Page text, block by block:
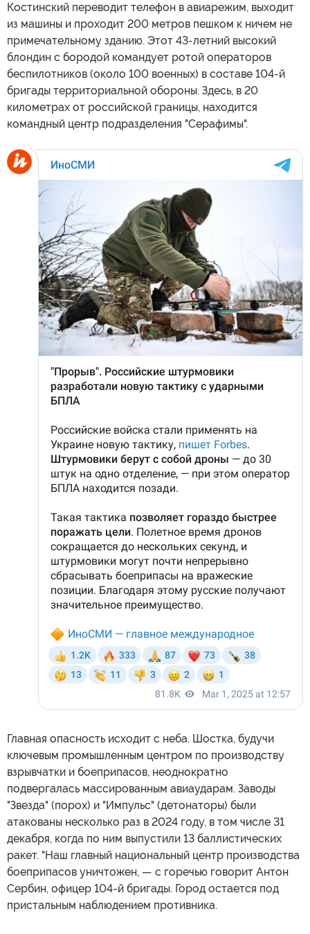
Костинский переводит телефон в авиарежим, выходит
из машины и проходит 200 метров пешком к ничем не
примечательному зданию. Этот 43-летний высокий
блондин с бородой командует ротой операторов
беспилотников (около 100 военных) в составе 104-й
бригады территориальной обороны. Здесь, в 20
километрах от российской границы, находится
командный центр подразделения "Серафимы".
Главная опасность исходит с неба. Шостка, будучи
ключевым промышленным центром по производству
взрывчатки и боеприпасов, неоднократно
подвергалась массированным авиаударам. Заводы
"Звезда" (порох) и "Импульс" (детонаторы) были
атакованы несколько раз в 2024 году, в том числе 31
декабря, когда по ним выпустили 13 баллистических
ракет. "Наш главный национальный центр производства
боеприпасов уничтожен, — с горечью говорит Антон
Сербин, офицер 104-й бригады. Город остается под
пристальным наблюдением противника.